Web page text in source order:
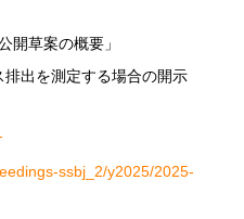
開草案の概要」
出を測定する場合の開示
ssbj_2/y2025/2025-